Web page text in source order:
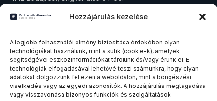
Hozzájárulás kezelése
A legjobb felhasználói élmény biztosítása érdekében olyan
technológiákat használunk, mint a sütik (cookie-k), amelyek
segítségével eszközinformációkat tárolunk és/vagy érünk el. E
technológiák elfogadásával lehetővé teszi számunkra, hogy olyan
adatokat dolgozzunk fel ezen a weboldalon, mint a böngészési
viselkedés vagy az egyedi azonosítók. A hozzájárulás megtagadása
vagy visszavonása bizonyos funkciók és szolgáltatások
+36 30 573 4294
Adószám: 18291434-1-42
SZAKTERÜLETEK
Ingatlanjog